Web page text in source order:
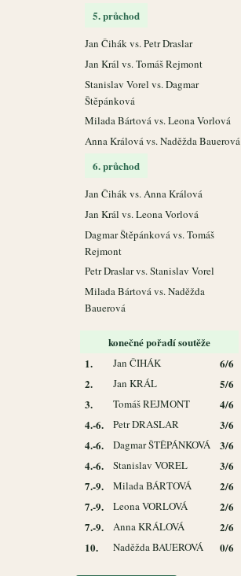
5. průchod
Jan Čihák vs. Petr Draslar
Jan Král vs. Tomáš Rejmont
Stanislav Vorel vs. Dagmar
Štěpánková
Milada Bártová vs. Leona Vorlová
Anna Králová vs. Naděžda Bauerová
6. průchod
Jan Čihák vs. Anna Králová
Jan Král vs. Leona Vorlová
Dagmar Štěpánková vs. Tomáš
Rejmont
Petr Draslar vs. Stanislav Vorel
Milada Bártová vs. Naděžda
Bauerová
konečné pořadí soutěže
1.
Jan ČIHÁK
6/6
2.
Jan KRÁL
5/6
3.
Tomáš REJMONT
4/6
4.-6.
Petr DRASLAR
3/6
4.-6.
Dagmar ŠTĚPÁNKOVÁ
3/6
4.-6.
Stanislav VOREL
3/6
7.-9.
Milada BÁRTOVÁ
2/6
7.-9.
Leona VORLOVÁ
2/6
7.-9.
Anna KRÁLOVÁ
2/6
10.
Naděžda BAUEROVÁ 0/6